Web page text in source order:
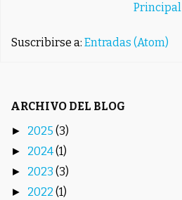
Principal
Suscribirse a: Entradas (Atom)
ARCHIVO DEL BLOG
► 2025 (3)
► 2024(1)
► 2023 (3)
► 2022 (1)